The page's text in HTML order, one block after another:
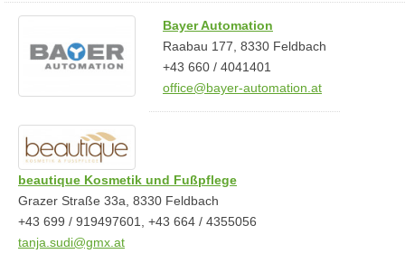
Bayer Automation
Raabau 177, 8330 Feldbach
+43 660 / 4041401
office@bayer-automation.at
beautique Kosmetik und Fußpflege
Grazer Straße 33a, 8330 Feldbach
+43 699 / 919497601, +43 664 / 4355056
tanja.sudi@gmx.at